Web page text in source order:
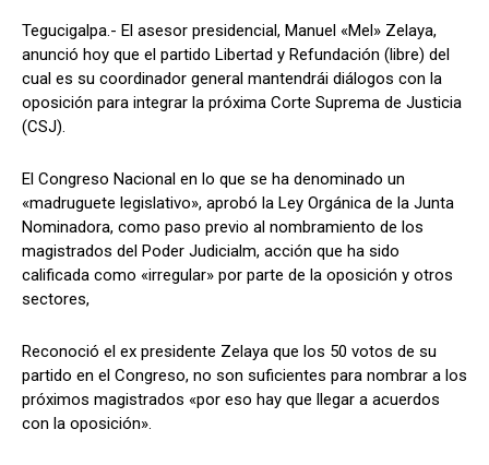
Comparta
Facebook WhatsApp
Comparta
Facebook WhatsApp
Tegucigalpa.- El asesor presidencial, Manuel «Mel» Zelaya,
anunció hoy que el partido Libertad y Refundación (libre) del
cual es su coordinador general mantendrái diálogos con la
oposición para integrar la próxima Corte Suprema de Justicia
(CSJ).
El Congreso Nacional en lo que se ha denominado un
«madruguete legislativo», aprobó la Ley Orgánica de la Junta
Nominadora, como paso previo al nombramiento de los
magistrados del Poder Judicialm, acción que ha sido
calificada como «irregular» por parte de la oposición y otros
sectores,
Reconoció el ex presidente Zelaya que los 50 votos de su
partido en el Congreso, no son suficientes para nombrar a los
próximos magistrados «por eso hay que llegar a acuerdos
con la oposición».